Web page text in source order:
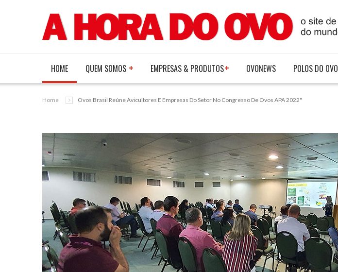
HOME QUEM SOMOS EMPRESAS & PRODUTOS OVONEWS POLOS DO OVO
Home Ovos Brasil Reúne Avicultores E Empresas Do Setor No Congresso De Ovos APA 2022"